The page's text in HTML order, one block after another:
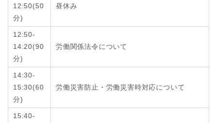
12:50(50
分)
昼休み
12:50-
14:20(90
分)
労働関係法令について
14:30-
15:30(60
分)
労働災害防止・労働災害時対応について
15:40-